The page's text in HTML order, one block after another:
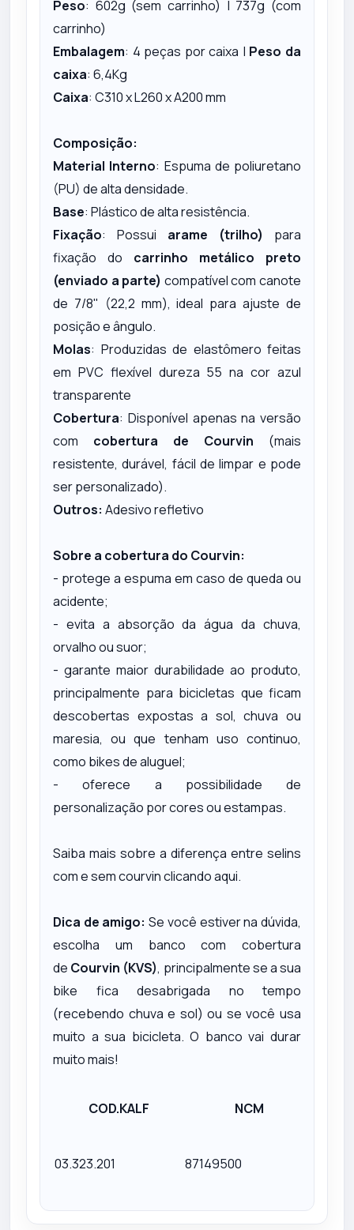
Peso: 602g (sem carrinho) | 737g (com
carrinho)
Embalagem: 4 peças por caixa | Peso da
caixa: 6,4Kg
Caixa: C310 x L260 x A200 mm
Composição:
Material Interno: Espuma de poliuretano
(PU) de alta densidade.
Base: Plástico de alta resistência.
Fixação: Possui arame (trilho) para
fixação do carrinho metálico preto
(enviado a parte) compatível com canote
de 7/8" (22,2 mm), ideal para ajuste de
posição e ângulo.
Molas: Produzidas de elastômero feitas
em PVC flexível dureza 55 na cor azul
transparente
Cobertura: Disponível apenas na versão
com cobertura de Courvin (mais
resistente, durável, fácil de limpar e pode
ser personalizado).
Outros: Adesivo refletivo
Sobre a cobertura do Courvin:
- protege a espuma em caso de queda ou
acidente;
- evita a absorção da água da chuva,
orvalho ou suor;
- garante maior durabilidade ao produto,
principalmente para bicicletas que ficam
descobertas expostas a sol, chuva ou
maresia, ou que tenham uso continuo,
como bikes de aluguel;
- oferece a possibilidade de
personalização por cores ou estampas.
Saiba mais sobre a diferença entre selins
com e sem courvinclicando aqui.
Dica de amigo: Se você estiver na dúvida,
escolha um banco com cobertura
de Courvin (KVS), principalmentese a sua
bike fica desabrigada no tempo
(recebendo chuva e sol) ou se você usa
muito a sua bicicleta. O banco vai durar
muito mais!
COD.KALF NCM
03.323.201 87149500